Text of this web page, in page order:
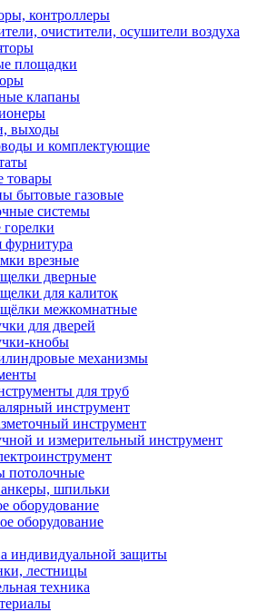
контроллеры
очистители, осушители воздуха
площадки
клапаны
выходы
и комплектующие
товары
бытовые газовые
системы
горелки
фурнитура
врезные
дверные
для калиток
межкомнатные
для дверей
кнобы
механизмы
для труб
инструмент
инструмент
и измерительный инструмент
потолочные
шпильки
оборудование
оборудование
индивидуальной защиты
лестницы
техника